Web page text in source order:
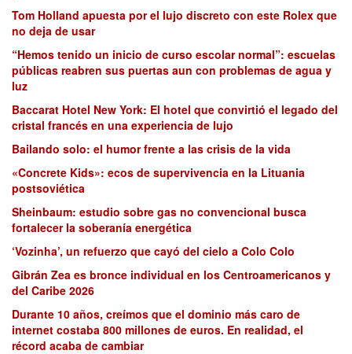
Tom Holland apuesta por el lujo discreto con este Rolex que
no deja de usar
“Hemos tenido un inicio de curso escolar normal”: escuelas
públicas reabren sus puertas aun con problemas de agua y
luz
Baccarat Hotel New York: El hotel que convirtió el legado del
cristal francés en una experiencia de lujo
Bailando solo: el humor frente a las crisis de la vida
«Concrete Kids»: ecos de supervivencia en la Lituania
postsoviética
Sheinbaum: estudio sobre gas no convencional busca
fortalecer la soberanía energética
‘Vozinha’, un refuerzo que cayó del cielo a Colo Colo
Gibrán Zea es bronce individual en los Centroamericanos y
del Caribe 2026
Durante 10 años, creímos que el dominio más caro de
internet costaba 800 millones de euros. En realidad, el
récord acaba de cambiar